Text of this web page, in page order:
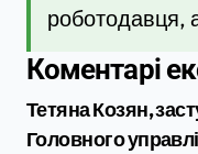
роботодавця,
Коментарі
Тетяна Козян,
Головного